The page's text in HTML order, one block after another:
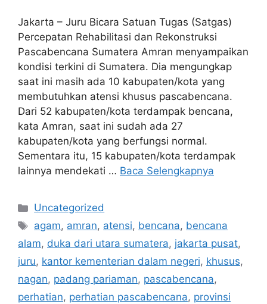
Jakarta – Juru Bicara Satuan Tugas (Satgas)
Percepatan Rehabilitasi dan Rekonstruksi
Pascabencana Sumatera Amran menyampaikan
kondisi terkini di Sumatera. Dia mengungkap
saat ini masih ada 10 kabupaten/kota yang
membutuhkan atensi khusus pascabencana.
Dari 52 kabupaten/kota terdampak bencana,
kata Amran, saat ini sudah ada 27
kabupaten/kota yang berfungsi normal.
Sementara itu, 15 kabupaten/kota terdampak
lainnya mendekati … Baca Selengkapnya
Kategori
Uncategorized
Tag
agam, amran, atensi, bencana, bencana
alam, duka dari utara sumatera, jakarta pusat,
juru, kantor kementerian dalam negeri, khusus,
nagan, padang pariaman, pascabencana,
perhatian, perhatian pascabencana, provinsi